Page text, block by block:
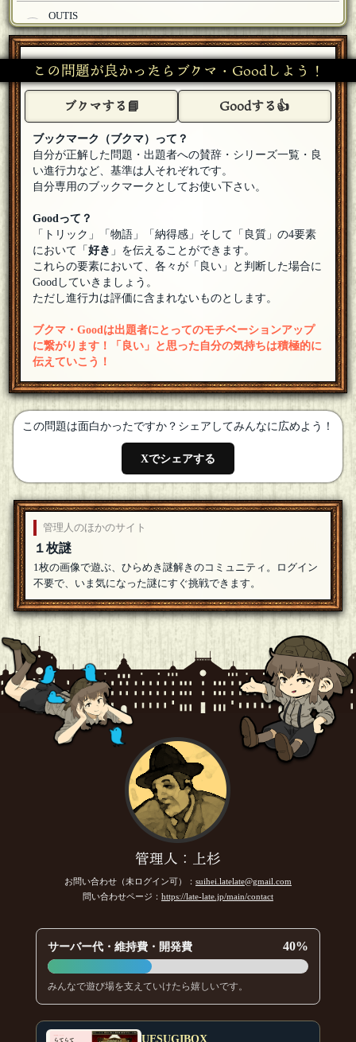
OUTIS
お二方、歓迎するヨ[18年07月24日 18:42]
カーマイン先生[☆2018良いお年を]
参加いたします！[18年07月24日 18:41]
真央[ラテアート]
[18年07月24日 18:39]
OUTIS
歓迎するヨ[18年07月24日 18:36]
ナナマガリ
OUTIS
歓迎するヨ[18年07月24日 18:34]
おもち
参加します[18年07月24日 18:34]
この問題が良かったらブクマ・Goodしよう！
ブクマする📘 Goodする👍
ブックマーク（ブクマ）って？
自分が正解した問題・出題者への賛辞・シリーズ一覧・良
い進行力など、基準は人それぞれです。
自分専用のブックマークとしてお使い下さい。
Goodって？
「トリック」「物語」「納得感」そして「良質」の4要素
において「好き 」を伝えることができます。
これらの要素において、各々が「良い」と判断した場合に
Goodしていきましょう。
ただし進行力は評価に含まれないものとします。
ブクマ・Goodは出題者にとってのモチベーションアップ
に繋がります！「良い」と思った自分の気持ちは積極的に
伝えていこう！
この問題は面白かったですか？シェアしてみんなに広めよう！
Xでシェアする
管理人のほかのサイト
１枚謎
1枚の画像で遊ぶ、ひらめき謎解きのコミュニティ。ログイン
不要で、いま気になった謎にすぐ挑戦できます。
管理人：上杉
お問い合わせ（未ログイン可）： suihei.latelate@gmail.com
問い合わせページ： https://late-late.jp/main/contact
サーバー代・維持費・開発費 40%
みんなで遊び場を支えていけたら嬉しいです。
UESUGIBOX